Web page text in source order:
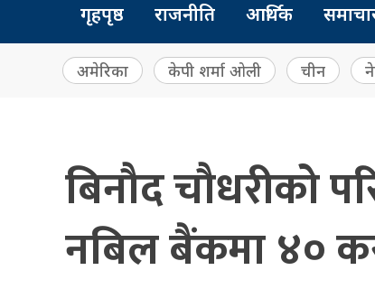
गृहपृष्ठ राजनीति आर्थिक
अमेरिका केपी शर्मा ओली चीन
बिनौद चौधरीको
नबिल बैंकमा ४०